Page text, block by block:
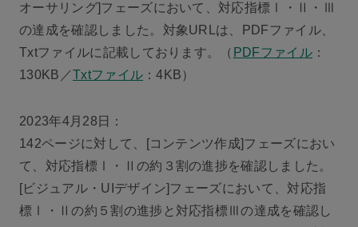
オーサリング]フェーズにおいて、対応指標Ⅰ・Ⅱ・Ⅲ
の達成を確認しました。対象URLは、PDFファイル、
Txtファイルに記載しております。（ PDFファイル ：
130KB／Txtファイル ：4KB）
2023年4月28日：
142ページに対して、[コンテンツ作成]フェーズにおい
て、対応指標Ⅰ・Ⅱの約３割の進捗を確認しました。
[ビジュアル・UIデザイン]フェーズにおいて、対応指
標Ⅰ・Ⅱの約５割の進捗と対応指標Ⅲの達成を確認し